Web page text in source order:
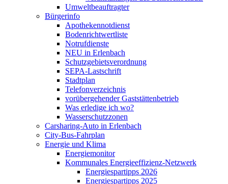
Umweltbeauftragter
Bürgerinfo
Apothekennotdienst
Bodenrichtwertliste
Notrufdienste
NEU in Erlenbach
Schutzgebietsverordnung
SEPA-Lastschrift
Stadtplan
Telefonverzeichnis
vorübergehender Gaststättenbetrieb
Was erledige ich wo?
Wasserschutzzonen
Carsharing-Auto in Erlenbach
City-Bus-Fahrplan
Energie und Klima
Energiemonitor
Kommunales Energieeffizienz-Netzwerk
Energiespartipps 2026
Energiespartipps 2025